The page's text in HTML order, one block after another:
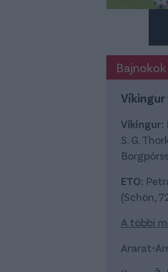
Víkingur
Víkingur:
S. G.
ETO:
(Schön,
A többi
Ararat-